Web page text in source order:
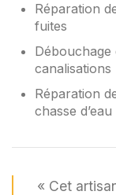
Réparation
fuites
Débouchage
canalisations
Réparation
chasse d’eau
« Cet